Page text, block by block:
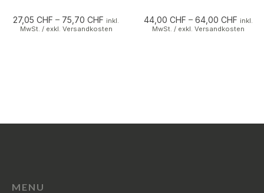
27,05 CHF – 75,70 CHF inkl.
MwSt. / exkl. Versandkosten
44,00 CHF – 64,00 CHF inkl.
MwSt. / exkl. Versandkosten
MENU